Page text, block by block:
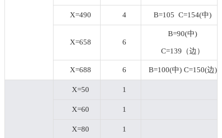
X=490 4 B=105 C=154(中)
X=658 6
B=90(中)
C=139（边）
X=688 6 B=100(中) C=150(边)
X=50 1
X=60 1
X=80 1